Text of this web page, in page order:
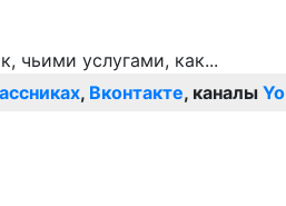
, Вконтакте, каналы